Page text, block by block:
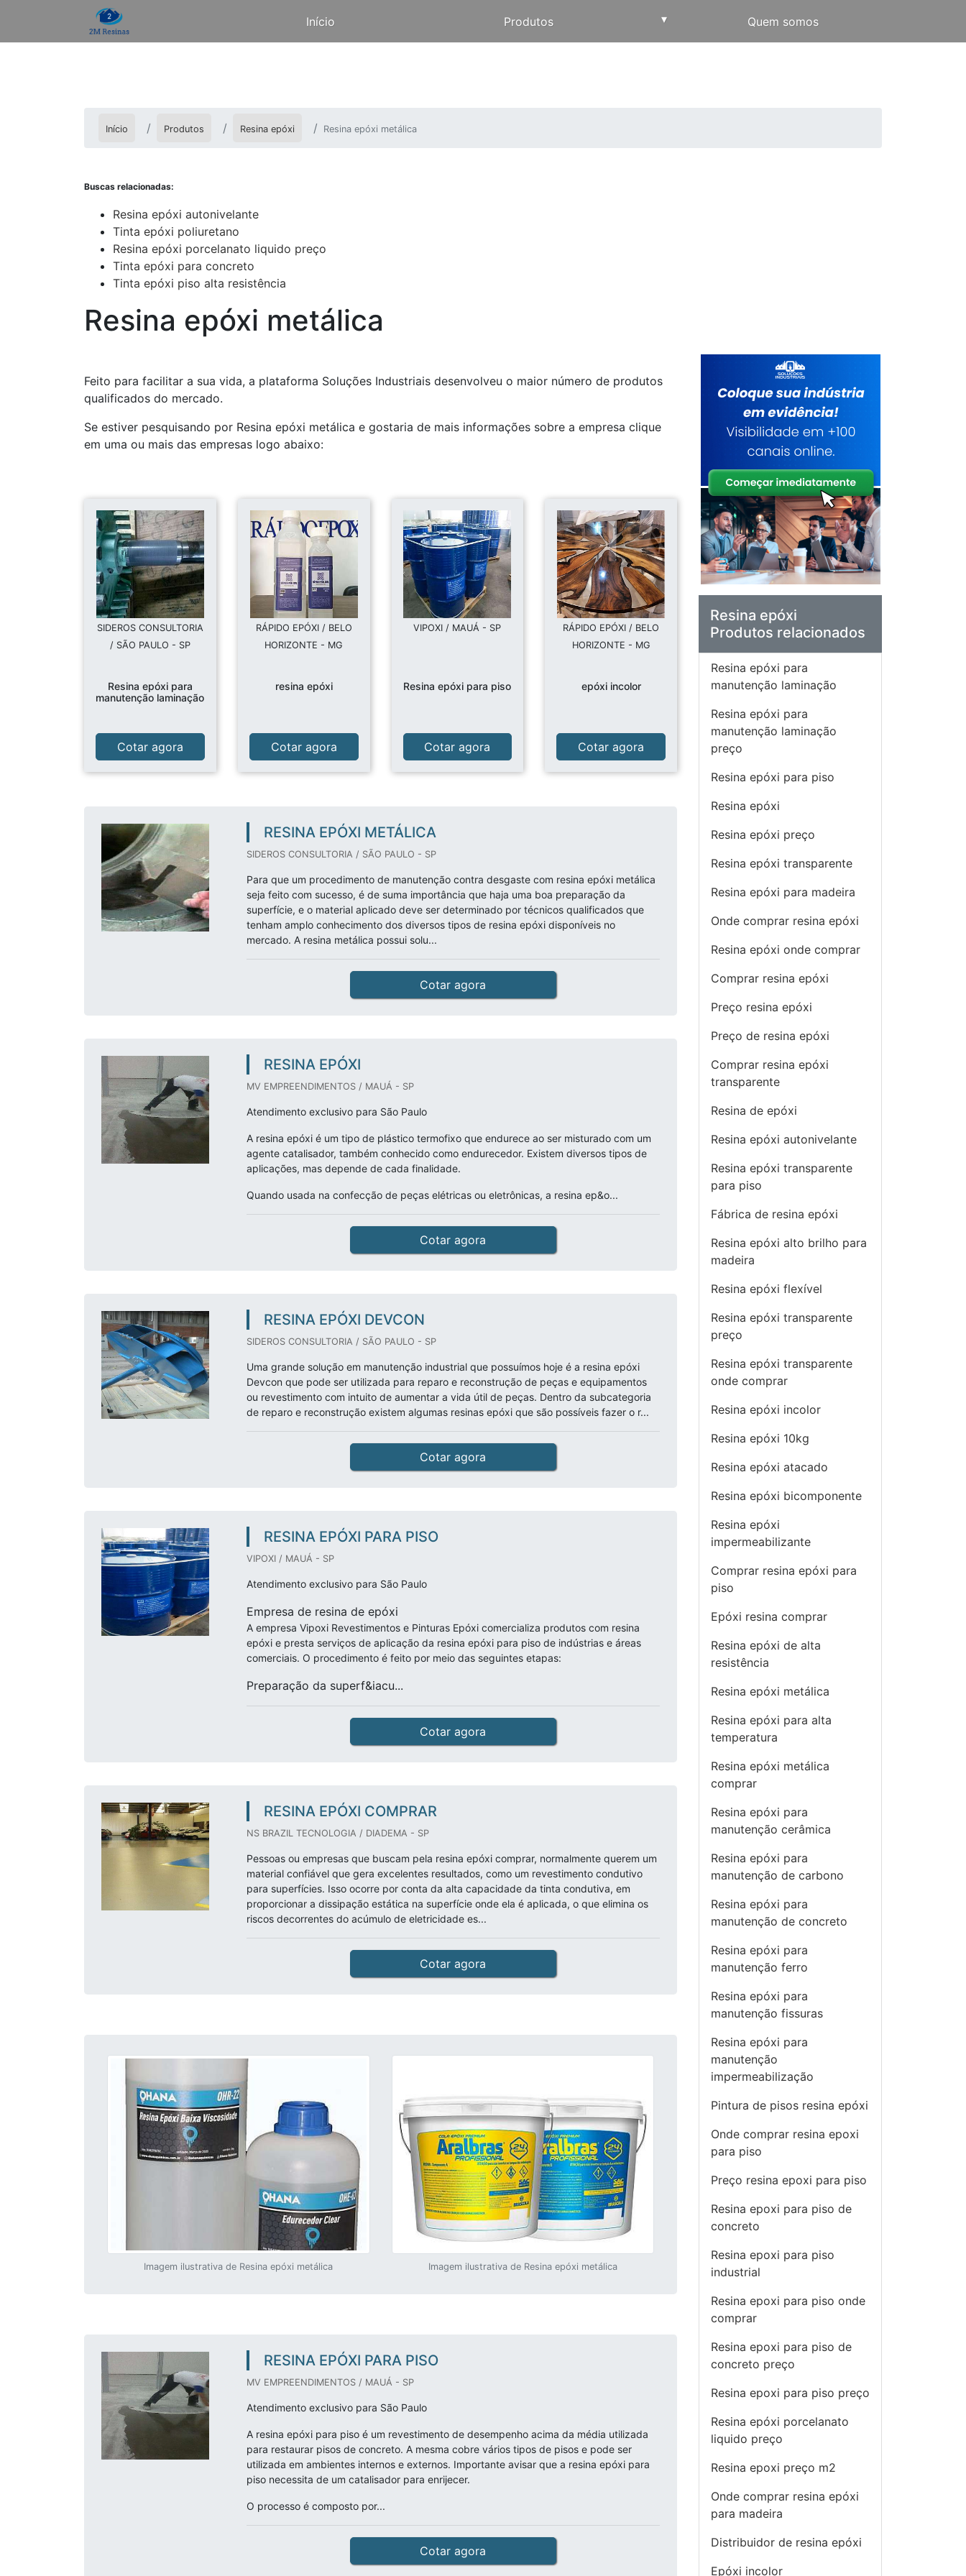
Início Produtos ▾ Quem somos
Início Produtos Resina epóxi Resina epóxi metálica
Buscas relacionadas:
Resina epóxi autonivelante
Tinta epóxi poliuretano
Resina epóxi porcelanato liquido preço
Tinta epóxi para concreto
Tinta epóxi piso alta resistência
Resina epóxi metálica
Feito para facilitar a sua vida, a plataforma Soluções Industriais desenvolveu o maior número de produtos
qualificados do mercado.
Se estiver pesquisando por Resina epóxi metálica e gostaria de mais informações sobre a empresa clique
em uma ou mais das empresas logo abaixo:
SIDEROS CONSULTORIA
/ SÃO PAULO - SP
Resina epóxi para
manutenção laminação
Cotar agora
RÁPIDO EPÓXI / BELO
HORIZONTE - MG
resina epóxi
Cotar agora
VIPOXI / MAUÁ - SP
Resina epóxi para piso
Cotar agora
RÁPIDO EPÓXI / BELO
HORIZONTE - MG
epóxi incolor
Cotar agora
RESINA EPÓXI METÁLICA
SIDEROS CONSULTORIA / SÃO PAULO - SP
Para que um procedimento de manutenção contra desgaste com resina epóxi metálica
seja feito com sucesso, é de suma importância que haja uma boa preparação da
superfície, e o material aplicado deve ser determinado por técnicos qualificados que
tenham amplo conhecimento dos diversos tipos de resina epóxi disponíveis no
mercado. A resina metálica possui solu...
Cotar agora
RESINA EPÓXI
MV EMPREENDIMENTOS / MAUÁ - SP
Atendimento exclusivo para São Paulo
A resina epóxi é um tipo de plástico termofixo que endurece ao ser misturado com um
agente catalisador, também conhecido como endurecedor. Existem diversos tipos de
aplicações, mas depende de cada finalidade.
Quando usada na confecção de peças elétricas ou eletrônicas, a resina ep&o...
Cotar agora
RESINA EPÓXI DEVCON
SIDEROS CONSULTORIA / SÃO PAULO - SP
Uma grande solução em manutenção industrial que possuímos hoje é a resina epóxi
Devcon que pode ser utilizada para reparo e reconstrução de peças e equipamentos
ou revestimento com intuito de aumentar a vida útil de peças. Dentro da subcategoria
de reparo e reconstrução existem algumas resinas epóxi que são possíveis fazer o r...
Cotar agora
RESINA EPÓXI PARA PISO
VIPOXI / MAUÁ - SP
Atendimento exclusivo para São Paulo
Empresa de resina de epóxi
A empresa Vipoxi Revestimentos e Pinturas Epóxi comercializa produtos com resina
epóxi e presta serviços de aplicação da resina epóxi para piso de indústrias e áreas
comerciais. O procedimento é feito por meio das seguintes etapas:
Preparação da superf&iacu...
Cotar agora
RESINA EPÓXI COMPRAR
NS BRAZIL TECNOLOGIA / DIADEMA - SP
Pessoas ou empresas que buscam pela resina epóxi comprar, normalmente querem um
material confiável que gera excelentes resultados, como um revestimento condutivo
para superfícies. Isso ocorre por conta da alta capacidade da tinta condutiva, em
proporcionar a dissipação estática na superfície onde ela é aplicada, o que elimina os
riscos decorrentes do acúmulo de eletricidade es...
Cotar agora
Imagem ilustrativa de Resina epóxi metálica Imagem ilustrativa de Resina epóxi metálica
RESINA EPÓXI PARA PISO
MV EMPREENDIMENTOS / MAUÁ - SP
Atendimento exclusivo para São Paulo
A resina epóxi para piso é um revestimento de desempenho acima da média utilizada
para restaurar pisos de concreto. A mesma cobre vários tipos de pisos e pode ser
utilizada em ambientes internos e externos. Importante avisar que a resina epóxi para
piso necessita de um catalisador para enrijecer.
O processo é composto por...
Cotar agora
Resina epóxi
Produtos relacionados
Resina epóxi para
manutenção laminação
Resina epóxi para
manutenção laminação
preço
Resina epóxi para piso
Resina epóxi
Resina epóxi preço
Resina epóxi transparente
Resina epóxi para madeira
Onde comprar resina epóxi
Resina epóxi onde comprar
Comprar resina epóxi
Preço resina epóxi
Preço de resina epóxi
Comprar resina epóxi
transparente
Resina de epóxi
Resina epóxi autonivelante
Resina epóxi transparente
para piso
Fábrica de resina epóxi
Resina epóxi alto brilho para
madeira
Resina epóxi flexível
Resina epóxi transparente
preço
Resina epóxi transparente
onde comprar
Resina epóxi incolor
Resina epóxi 10kg
Resina epóxi atacado
Resina epóxi bicomponente
Resina epóxi
impermeabilizante
Comprar resina epóxi para
piso
Epóxi resina comprar
Resina epóxi de alta
resistência
Resina epóxi metálica
Resina epóxi para alta
temperatura
Resina epóxi metálica
comprar
Resina epóxi para
manutenção cerâmica
Resina epóxi para
manutenção de carbono
Resina epóxi para
manutenção de concreto
Resina epóxi para
manutenção ferro
Resina epóxi para
manutenção fissuras
Resina epóxi para
manutenção
impermeabilização
Pintura de pisos resina epóxi
Onde comprar resina epoxi
para piso
Preço resina epoxi para piso
Resina epoxi para piso de
concreto
Resina epoxi para piso
industrial
Resina epoxi para piso onde
comprar
Resina epoxi para piso de
concreto preço
Resina epoxi para piso preço
Resina epóxi porcelanato
liquido preço
Resina epoxi preço m2
Onde comprar resina epóxi
para madeira
Distribuidor de resina epóxi
Epóxi incolor